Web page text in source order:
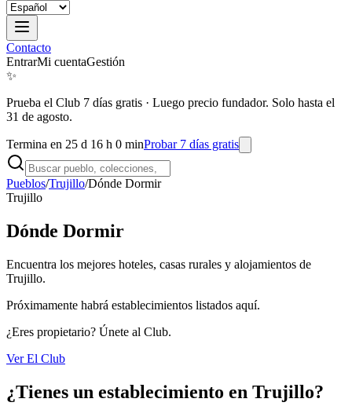
Contacto
EntrarMi cuentaGestión
✨
Prueba el Club 7 días gratis · Luego precio fundador. Solo hasta el
31 de agosto.
Termina en 25 d 16 h 0 minProbar 7 días gratis
Pueblos/Trujillo/Dónde Dormir
Trujillo
Dónde Dormir
Encuentra los mejores hoteles, casas rurales y alojamientos de
Trujillo.
Próximamente habrá establecimientos listados aquí.
¿Eres propietario? Únete al Club.
Ver El Club
¿Tienes un establecimiento en Trujillo?